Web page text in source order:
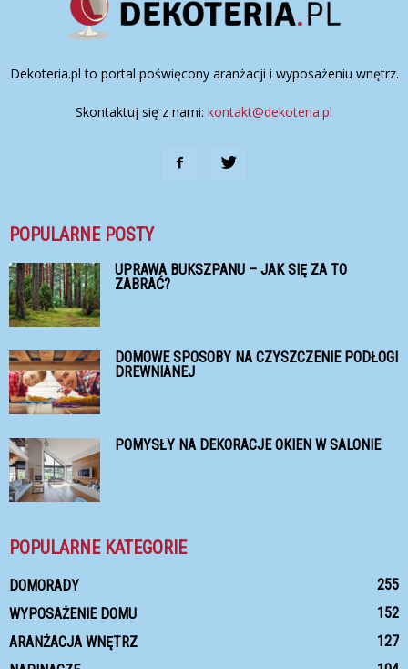
Dekoteria.pl to portal poświęcony aranżacji i wyposażeniu wnętrz.
Skontaktuj się z nami: kontakt@dekoteria.pl
POPULARNE POSTY
UPRAWA BUKSZPANU – JAK SIĘ ZA TO
ZABRAĆ?
DOMOWE SPOSOBY NA CZYSZCZENIE PODŁOGI
DREWNIANEJ
POMYSŁY NA DEKORACJE OKIEN W SALONIE
POPULARNE KATEGORIE
DOMORADY
255
WYPOSAŻENIE DOMU
152
ARANŻACJA WNĘTRZ
127